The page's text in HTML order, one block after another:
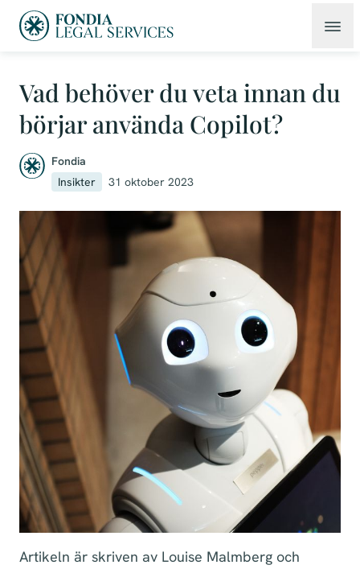
Vad behöver du veta innan du
börjar använda Copilot?
Fondia
Insikter
31 oktober 2023
Artikeln är skriven av Louise Malmberg och